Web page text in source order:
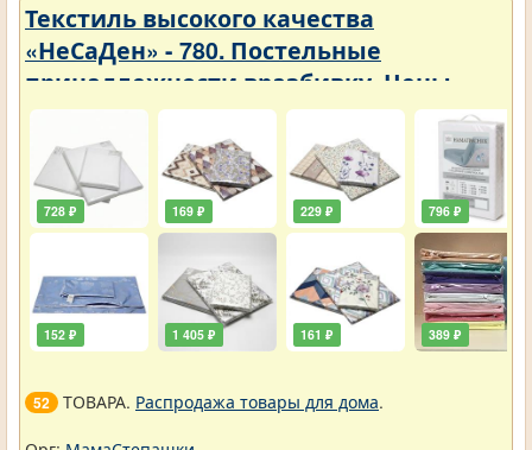
Текстиль высокого качества
«НеСаДен» - 780. Постельные
принадлежности вразбивку. Цены
упали
728 ₽
152 ₽
169 ₽
1 405 ₽
229 ₽
161 ₽
796 ₽
389 ₽
52 ТОВАРА. Распродажа товары для дома.